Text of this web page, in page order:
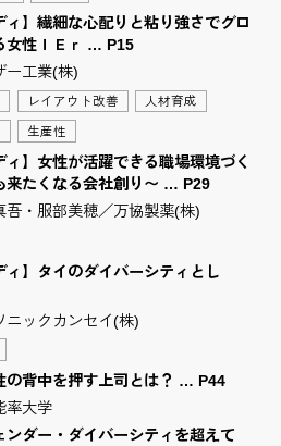
ィ】繊細な心配りと粘り強さでグロ
女性ＩＥｒ … P15
ー工業(株)
レイアウト改善 人材育成
生産性
ィ】女性が活躍できる職場環境づく
来たくなる会社創り〜 … P29
吾・服部美穂／万協製薬(株)
ィ】タイのダイバーシティとし
ニックカンセイ(株)
の背中を押す上司とは？ … P44
率大学
ンダー・ダイバーシティを超えて